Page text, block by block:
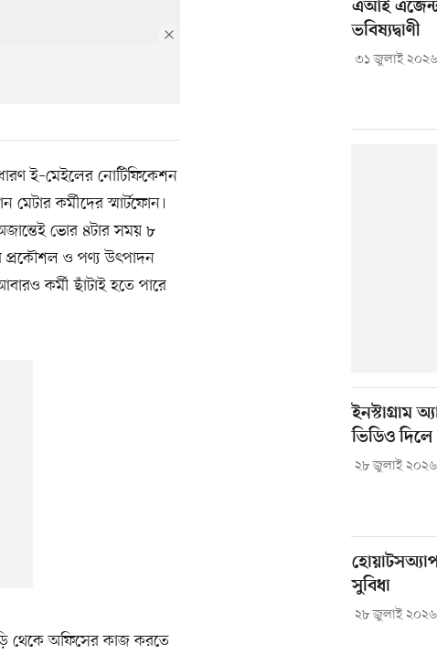
ই–মেইলের নোটিফিকেশন
কর্মীদের স্মার্টফোন।
ভোর ৪টার সময় ৮
প্রকৌশল ও পণ্য উৎপাদন
কর্মী ছাঁটাই হতে পারে
থেকে অফিসের কাজ করতে
এআই এজেন্ট
ভবিষ্যদ্বাণী
৩১ জুলাই ২০২৬
ইনস্টাগ্রাম
ভিডিও দিলে
২৮ জুলাই ২০২৬
সুবিধা
২৮ জুলাই ২০২৬